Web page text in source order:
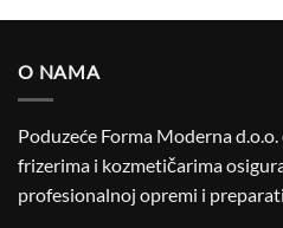
O NAMA
Poduzeće Forma Moderna
frizerima i kozmetičarima
profesionalnoj opremi i